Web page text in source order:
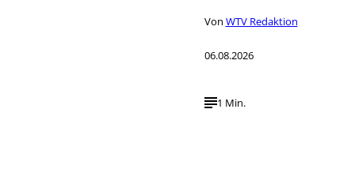
Von WTV Redaktion
06.08.2026
1 Min.